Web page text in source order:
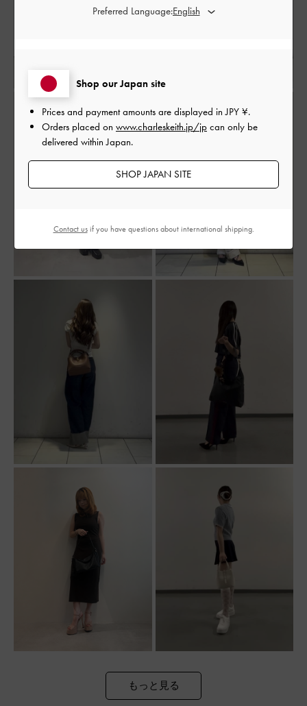
もっと見る
Shop our Japan site
Prices and payment amounts are displayed inJPY ¥.
Orders placed on www.charleskeith.jp/jp can only be
delivered within Japan.
SHOP JAPAN SITE
Preferred Language:
Contact usif you have questions about international shipping.